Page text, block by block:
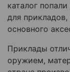
каталог
для
основного
Приклады
оружием,